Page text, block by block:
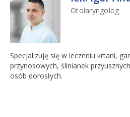
Otolaryngolog
Specjalizuję się w leczeniu krtani,
przynosowych, ślinianek
osób dorosłych.